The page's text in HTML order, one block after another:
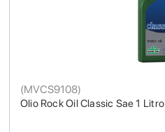
Olio Rock Oil Classic Sae 1 Litro
(MVCS9108)